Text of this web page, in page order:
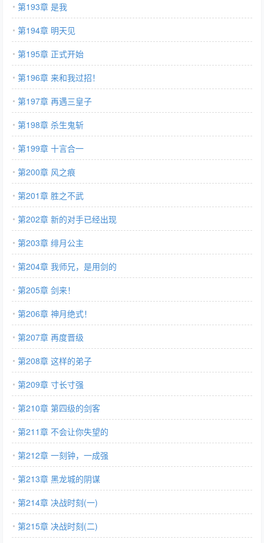
第193章 是我
第194章 明天见
第195章 正式开始
第196章 来和我过招！
第197章 再遇三皇子
第198章 杀生鬼斩
第199章 十言合一
第200章 风之痕
第201章 胜之不武
第202章 新的对手已经出现
第203章 绯月公主
第204章 我师兄，是用剑的
第205章 剑来！
第206章 神月绝式！
第207章 再度晋级
第208章 这样的弟子
第209章 寸长寸强
第210章 第四级的剑客
第211章 不会让你失望的
第212章 一刻钟，一成强
第213章 黑龙城的阴谋
第214章 决战时刻(一)
第215章 决战时刻(二)